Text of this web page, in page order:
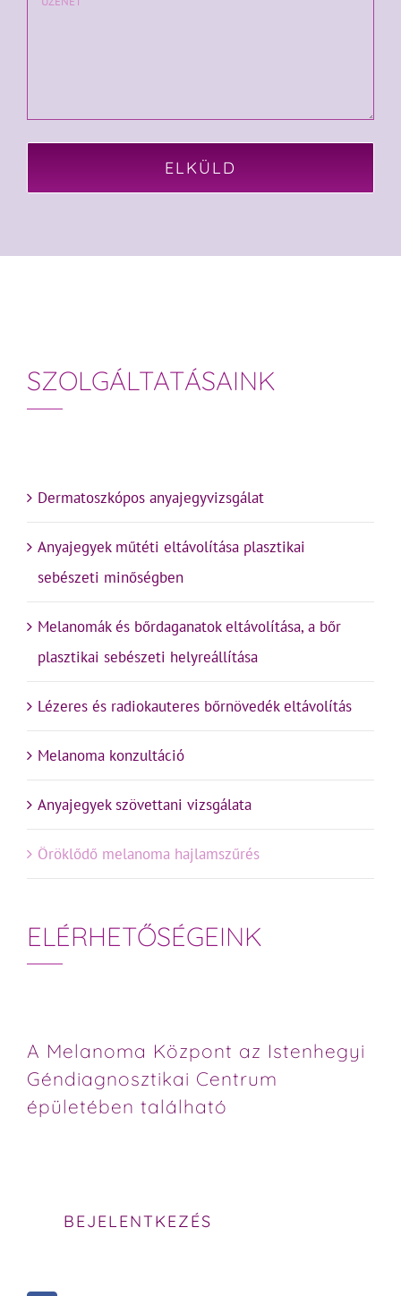
SZOLGÁLTATÁSAINK
Dermatoszkópos anyajegyvizsgálat
Anyajegyek műtéti eltávolítása plasztikai
sebészeti minőségben
Melanomák és bőrdaganatok eltávolítása, a bőr
plasztikai sebészeti helyreállítása
Lézeres és radiokauteres bőrnövedék eltávolítás
Melanoma konzultáció
Anyajegyek szövettani vizsgálata
Öröklődő melanoma hajlamszűrés
ELÉRHETŐSÉGEINK
A Melanoma Központ az Istenhegyi
Géndiagnosztikai Centrum
épületében található
BEJELENTKEZÉS